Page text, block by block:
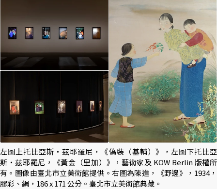
左圖上托比亞斯・茲耶羅尼，《偽裝（基輔）》，左圖下托比亞
斯・茲耶羅尼，《黃金（里加）》，藝術家及 KOW Berlin 版權所
有。圖像由臺北市立美術館提供。右圖為陳進，《野邊》，1934，
膠彩、絹，186 x 171 公分。臺北市立美術館典藏。